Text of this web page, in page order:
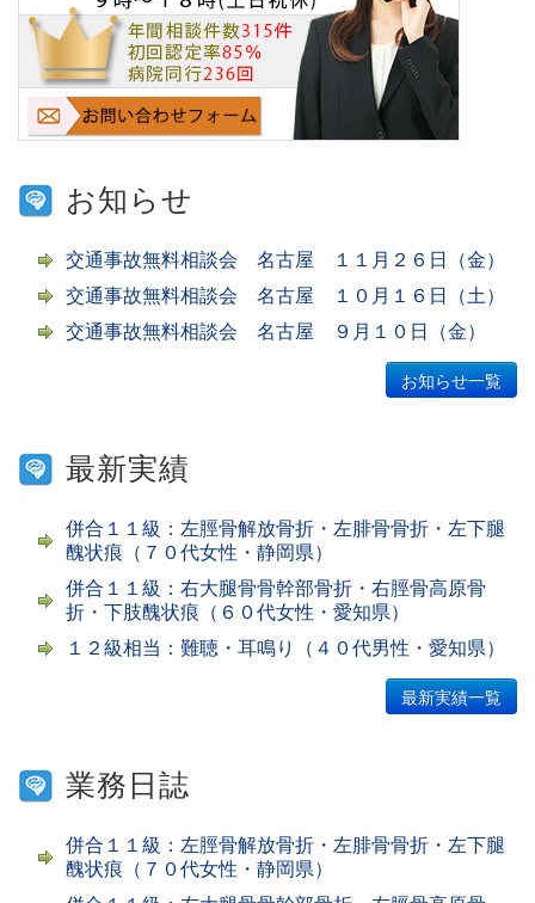
お知らせ
交通事故無料相談会 名古屋 １１月２６日（金）
交通事故無料相談会 名古屋 １０月１６日（土）
交通事故無料相談会 名古屋 ９月１０日（金）
お知らせ一覧
最新実績
併合１１級：左脛骨解放骨折・左腓骨骨折・左下腿
醜状痕（７０代女性・静岡県）
併合１１級：右大腿骨骨幹部骨折・右脛骨高原骨
折・下肢醜状痕（６０代女性・愛知県）
１２級相当：難聴・耳鳴り（４０代男性・愛知県）
最新実績一覧
業務日誌
併合１１級：左脛骨解放骨折・左腓骨骨折・左下腿
醜状痕（７０代女性・静岡県）